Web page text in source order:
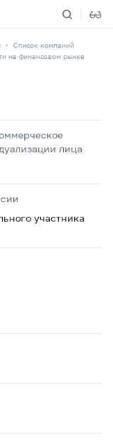
Список компаний
на финансовом рынке
лица
участника